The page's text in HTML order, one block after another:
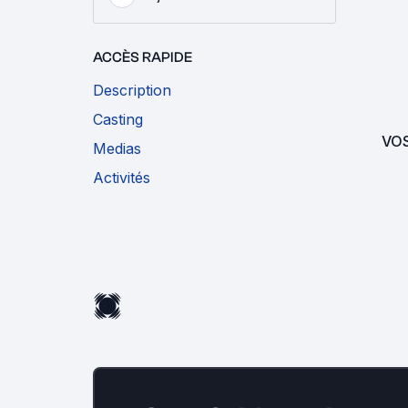
ACCÈS RAPIDE
Description
Casting
Medias
Activités